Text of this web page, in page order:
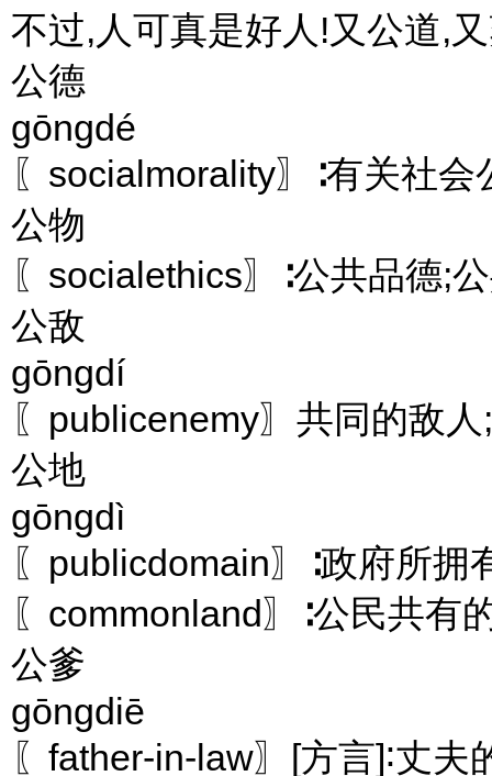
不过,人可真是好人!又公道,
公德
gōngdé
〖socialmorality〗∶有关社
公物
〖socialethics〗∶公共品德;
公敌
gōngdí
〖publicenemy〗共同的敌
公地
gōngdì
〖publicdomain〗∶政府所拥
〖commonland〗∶公民共有
公爹
gōngdiē
〖father-in-law〗[方言]∶丈夫